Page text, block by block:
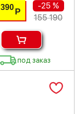
390 Р
-25 %
155 190
под заказ